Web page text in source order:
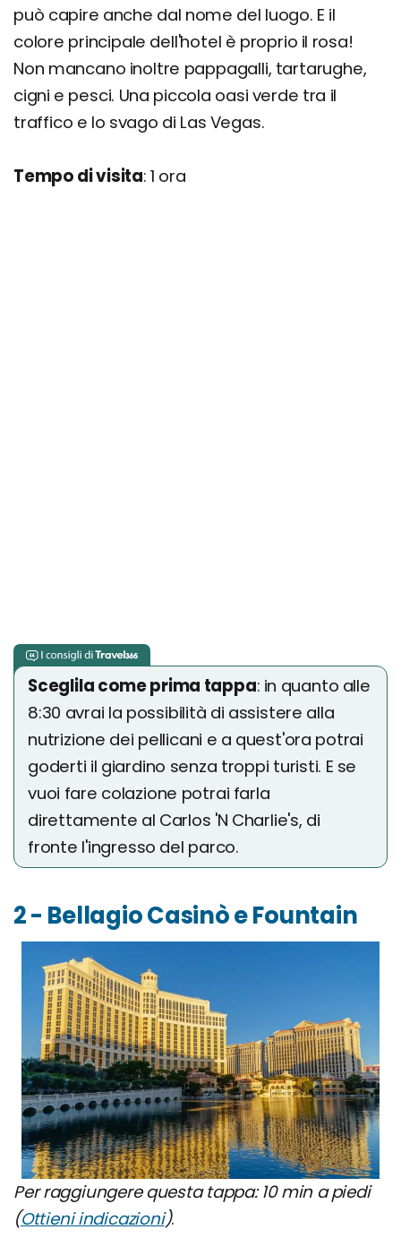
può capire anche dal nome del luogo. E il
colore principale dell'hotel è proprio il rosa!
Non mancano inoltre pappagalli, tartarughe,
cigni e pesci. Una piccola oasi verde tra il
traffico e lo svago di Las Vegas.
Tempo di visita: 1 ora
Sceglila come prima tappa: in quanto alle
8:30 avrai la possibilità di assistere alla
nutrizione dei pellicani e a quest'ora potrai
goderti il giardino senza troppi turisti. E se
vuoi fare colazione potrai farla
direttamente al Carlos 'N Charlie's, di
fronte l'ingresso del parco.
2 - Bellagio Casinò e Fountain
Per raggiungere questa tappa: 10 min a piedi
(Ottieni indicazioni).